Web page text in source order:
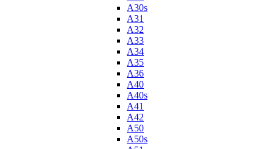
A30s
A31
A32
A33
A34
A35
A36
A40
A40s
A41
A42
A50
A50s